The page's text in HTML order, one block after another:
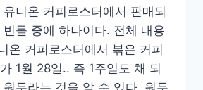
니온 커피로스터에서 판매되
들 중에 하나이다. 전체 내용
온 커피로스터에서 볶은 커피
1월 28일.. 즉 1주일도 채 되
두라는 것을 알 수 있다. 원두